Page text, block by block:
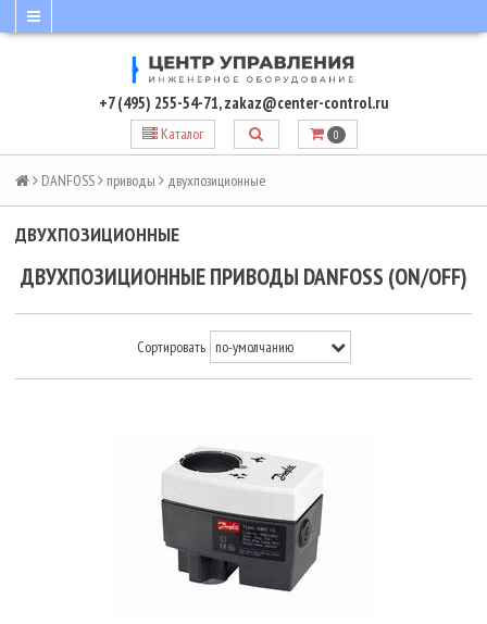
+7 (495) 255-54-71,zakaz@center-control.ru
Каталог 0
DANFOSS приводы двухпозиционные
ДВУХПОЗИЦИОННЫЕ
ДВУХПОЗИЦИОННЫЕ ПРИВОДЫ DANFOSS (ON/OFF)
Сортировать